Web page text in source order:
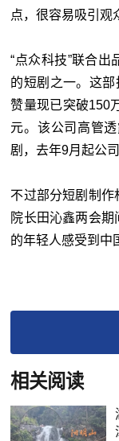
点，很容易吸引观
“点众科技”联合
的短剧之一。这
赞量现已突破150
元。该公司高管
剧，去年9月起公
不过部分短剧制
院长田沁鑫两会
的年轻人感受到中
相关阅读